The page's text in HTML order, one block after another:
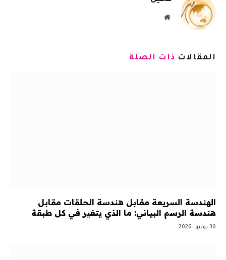
موقع
المقالات ذات الصلة
الهندسة السريعة مقابل هندسة الحلقات مقابل
هندسة الرسم البياني: ما الذي يتغير في كل طبقة
30 يوليو، 2026